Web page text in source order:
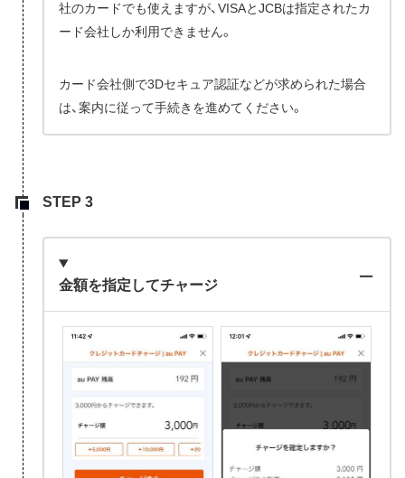
社のカードでも使えますが、VISAとJCBは指定されたカ
ード会社しか利用できません。
カード会社側で3Dセキュア認証などが求められた場合
は、案内に従って手続きを進めてください。
金額を指定してチャージ